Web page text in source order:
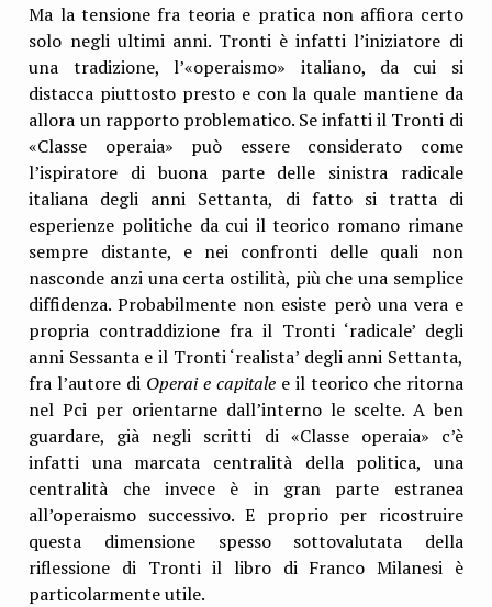
Ma la tensione fra teoria e pratica non affiora certo
solo negli ultimi anni. Tronti è infatti l’iniziatore di
una tradizione, l’«operaismo» italiano, da cui si
distacca piuttosto presto e con la quale mantiene da
allora un rapporto problematico. Se infatti il Tronti di
«Classe operaia» può essere considerato come
l’ispiratore di buona parte delle sinistra radicale
italiana degli anni Settanta, di fatto si tratta di
esperienze politiche da cui il teorico romano rimane
sempre distante, e nei confronti delle quali non
nasconde anzi una certa ostilità, più che una semplice
diffidenza. Probabilmente non esiste però una vera e
propria contraddizione fra il Tronti ‘radicale’ degli
anni Sessanta e il Tronti ‘realista’ degli anni Settanta,
fra l’autore di Operai e capitale e il teorico che ritorna
nel Pci per orientarne dall’interno le scelte. A ben
guardare, già negli scritti di «Classe operaia» c’è
infatti una marcata centralità della politica, una
centralità che invece è in gran parte estranea
all’operaismo successivo. E proprio per ricostruire
questa dimensione spesso sottovalutata della
riflessione di Tronti il libro di Franco Milanesi è
particolarmente utile.